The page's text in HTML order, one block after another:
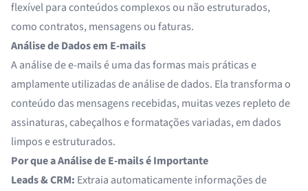
flexível para conteúdos complexos ou não estruturados,
como contratos, mensagens ou faturas.
Análise de Dados em E-mails
A análise de e-mails é uma das formas mais práticas e
amplamente utilizadas de análise de dados. Ela transforma o
conteúdo das mensagens recebidas, muitas vezes repleto de
assinaturas, cabeçalhos e formatações variadas, em dados
limpos e estruturados.
Por que a Análise de E-mails é Importante
Leads & CRM: Extraia automaticamente informações de